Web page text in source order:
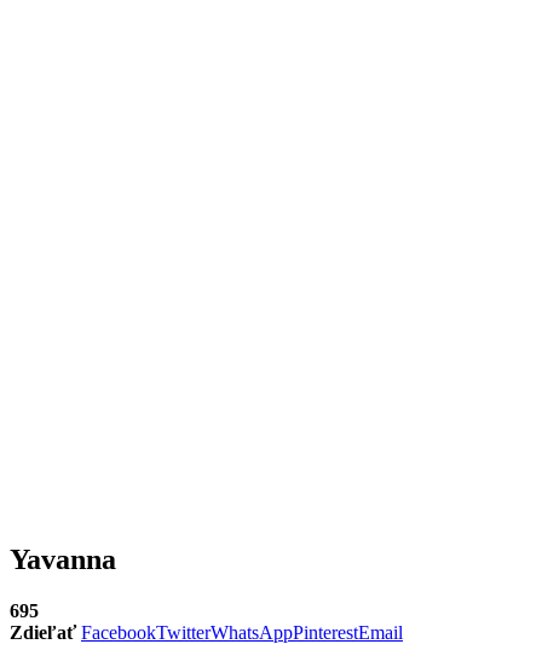
Yavanna
695
Zdieľať FacebookTwitterWhatsAppPinterestEmail